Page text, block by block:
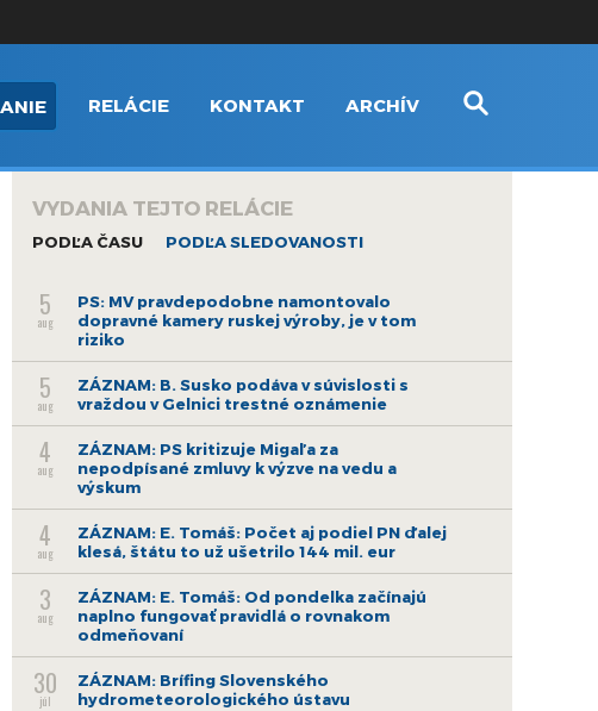
RELÁCIE KONTAKT ARCHÍV
VYDANIA TEJTO RELÁCIE
PODĽA ČASU PODĽA SLEDOVANOSTI
5
aug
PS: MV pravdepodobne namontovalo
dopravné kamery ruskej výroby, je v tom
riziko
5
aug
ZÁZNAM: B. Susko podáva v súvislosti s
vraždou v Gelnici trestné oznámenie
4
aug
ZÁZNAM: PS kritizuje Migaľa za
nepodpísané zmluvy k výzve na vedu a
výskum
4
aug
ZÁZNAM: E. Tomáš: Počet aj podiel PN ďalej
klesá, štátu to už ušetrilo 144 mil. eur
3
aug
ZÁZNAM: E. Tomáš: Od pondelka začínajú
naplno fungovať pravidlá o rovnakom
odmeňovaní
30
júl
ZÁZNAM: Brífing Slovenského
hydrometeorologického ústavu